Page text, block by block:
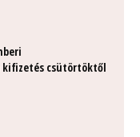
csütörtöktől